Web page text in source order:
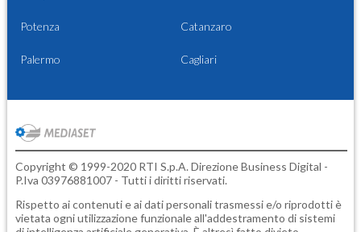
Potenza Catanzaro
Palermo Cagliari
Copyright © 1999-2020 RTI S.p.A. Direzione Business Digital -
P.Iva 03976881007 - Tutti i diritti riservati.
Rispetto ai contenuti e ai dati personali trasmessi e/o riprodotti è
vietata ogni utilizzazione funzionale all'addestramento di sistemi